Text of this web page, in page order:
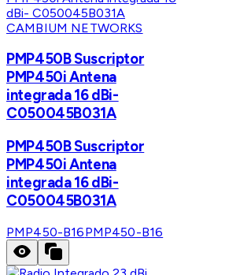
CAMBIUM NETWORKS
PMP450B Suscriptor
PMP450i Antena
integrada 16 dBi-
C050045B031A
PMP450B Suscriptor
PMP450i Antena
integrada 16 dBi-
C050045B031A
PMP450-B16PMP450-B16